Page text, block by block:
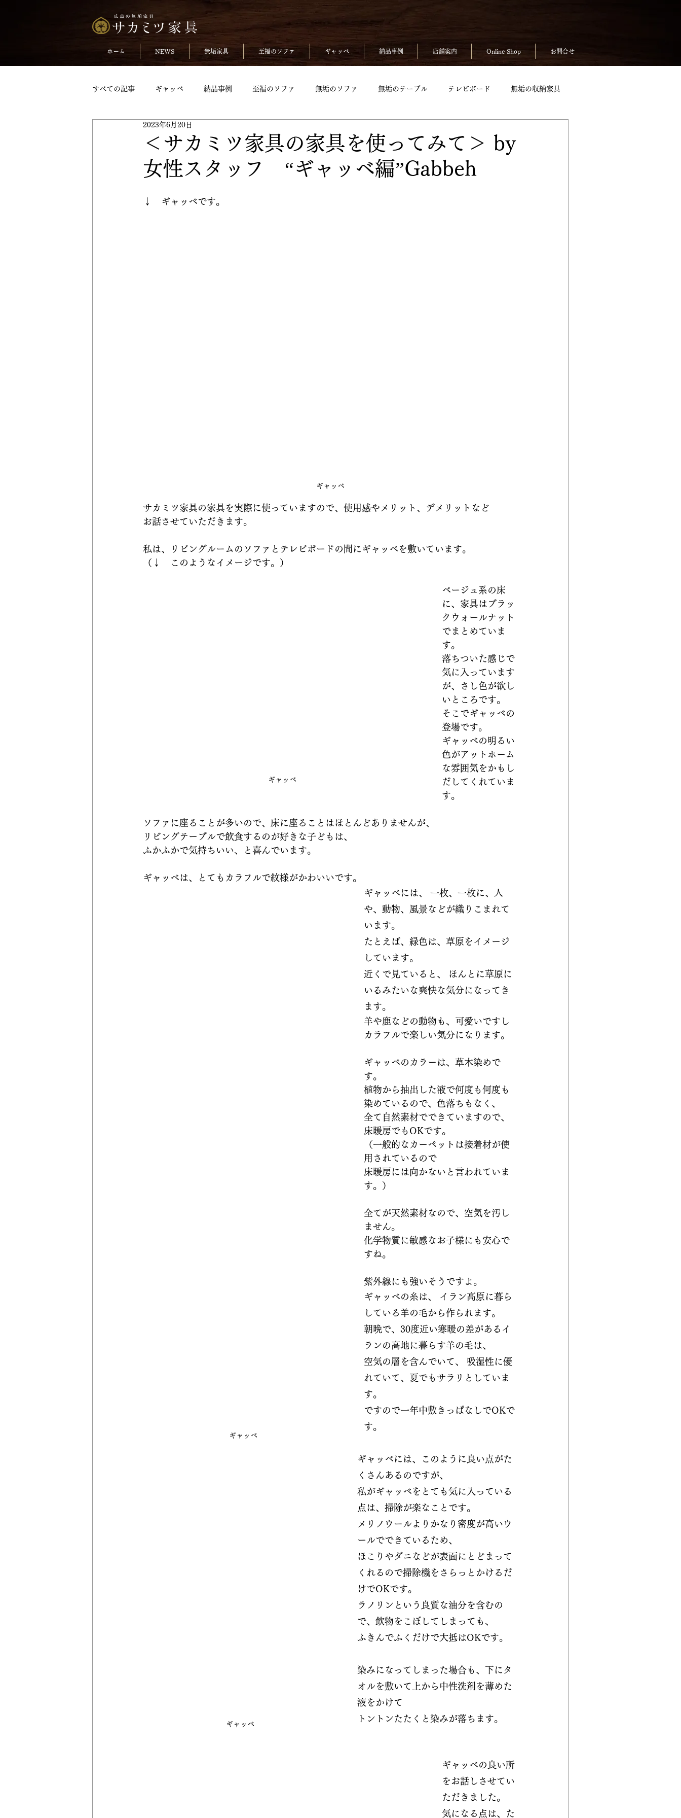
ホーム NEWS 無垢家具 至福のソファ ギャッベ 納品事例 店舗案内 Online Shop お問合せ
すべての記事 ギャッベ 納品事例 至福のソファ 無垢のソファ 無垢のテーブル テレビボード 無垢の収納家具
無垢のチェア おしらせ
TVボードpickup 収納家具pickup 無垢のチェアpickup 無垢のベッドpickup ギャッベpickup
＜サカミツ家具の家具を使ってみて＞ by
女性スタッフ “ギャッベ編”Gabbeh
2023年6月20日
↓　ギャッベです。
ギャッベ
サカミツ家具の家具を実際に使っていますので、使用感やメリット、デメリットなど
お話させていただきます。
私は、リビングルームのソファとテレビボードの間にギャッベを敷いています。
（↓　このようなイメージです。）
ギャッベ
ベージュ系の床
に、家具はブラッ
クウォールナット
でまとめていま
す。
落ちついた感じで
気に入っています
が、さし色が欲し
いところです。
そこでギャッベの
登場です。
ギャッベの明るい
色がアットホーム
な雰囲気をかもし
だしてくれていま
す。
ソファに座ることが多いので、床に座ることはほとんどありませんが、
リビングテーブルで飲食するのが好きな子どもは、
ふかふかで気持ちいい、と喜んでいます。
ギャッベは、とてもカラフルで紋様がかわいいです。
ギャッベ
ギャッベには、 一枚、一枚に、人
や、動物、風景などが織りこまれて
います。
たとえば、緑色は、草原をイメージ
しています。
近くで見ていると、 ほんとに草原に
いるみたいな爽快な気分になってき
ます。
羊や鹿などの動物も、可愛いですし
カラフルで楽しい気分になります。
ギャッベのカラーは、草木染めで
す。
植物から抽出した液で何度も何度も
染めているので、色落ちもなく、
全て自然素材でできていますので、
床暖房でもOKです。
（一般的なカーペットは接着材が使
用されているので
床暖房には向かないと言われていま
す。）
全てが天然素材なので、空気を汚し
ません。
化学物質に敏感なお子様にも安心で
すね。
紫外線にも強いそうですよ。
ギャッベ
ギャッベの糸は、 イラン高原に暮ら
している羊の毛から作られます。
朝晩で、30度近い寒暖の差があるイ
ランの高地に暮らす羊の毛は、
空気の層を含んでいて、 吸湿性に優
れていて、夏でもサラリとしていま
す。
ですので一年中敷きっぱなしでOKで
す。
ギャッベには、このように良い点がた
くさんあるのですが、
私がギャッベをとても気に入っている
点は、掃除が楽なことです。
メリノウールよりかなり密度が高いウ
ールでできているため、
ほこりやダニなどが表面にとどまって
くれるので掃除機をさらっとかけるだ
けでOKです。
ラノリンという良質な油分を含むの
で、飲物をこぼしてしまっても、
ふきんでふくだけで大抵はOKです。
染みになってしまった場合も、下にタ
オルを敷いて上から中性洗剤を薄めた
液をかけて
トントンたたくと染みが落ちます。
ギャッベの良い所
をお話しさせてい
ただきました。
気になる点は、た